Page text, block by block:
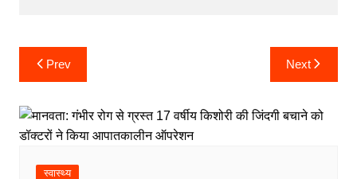
Post
navigation
Prev Next
स्वास्थ्य